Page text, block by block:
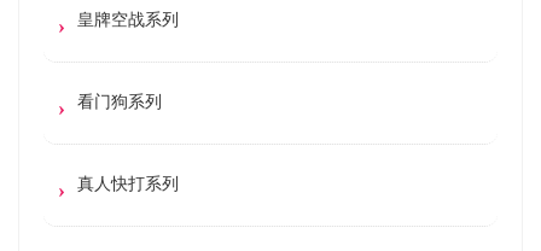
皇牌空战系列
看门狗系列
真人快打系列